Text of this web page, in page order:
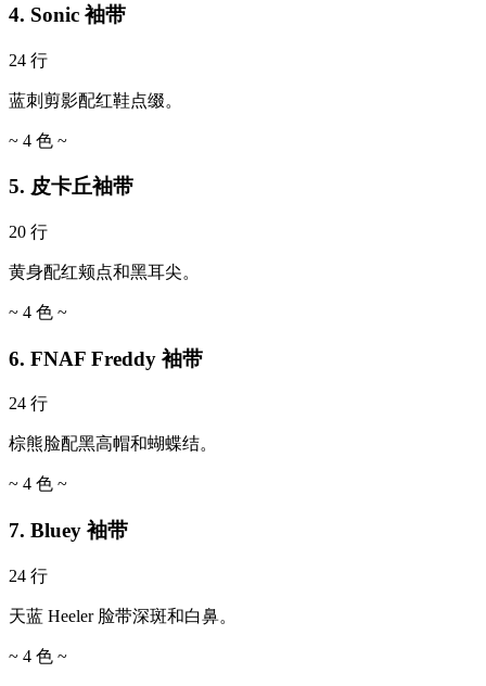
4. Sonic 袖带
24 行
蓝刺剪影配红鞋点缀。
~ 4 色 ~
5. 皮卡丘袖带
20 行
黄身配红颊点和黑耳尖。
~ 4 色 ~
6. FNAF Freddy 袖带
24 行
棕熊脸配黑高帽和蝴蝶结。
~ 4 色 ~
7. Bluey 袖带
24 行
天蓝 Heeler 脸带深斑和白鼻。
~ 4 色 ~